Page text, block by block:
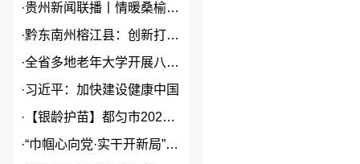
·贵州新闻联播丨情暖桑榆 “银...
·黔东南州榕江县：创新打造本土...
·全省多地老年大学开展八一建军...
·习近平：加快建设健康中国
· 【银龄护苗】都匀市2026年...
·“巾帼心向党·实干开新局”2...